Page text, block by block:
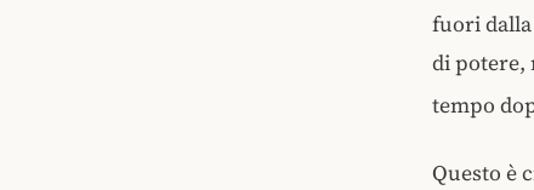
fuori
di potere,
tempo
Questo è